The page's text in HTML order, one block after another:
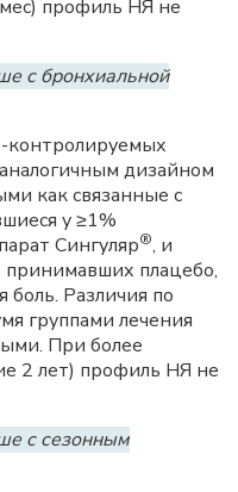
профиль НЯ не
с бронхиальной
контролируемых
дизайном
как связанные с
у ≥1%
Сингуляр®, и
принимавших плацебо,
боль. Различия по
группами лечения
При более
2 лет) профиль НЯ не
с сезонным